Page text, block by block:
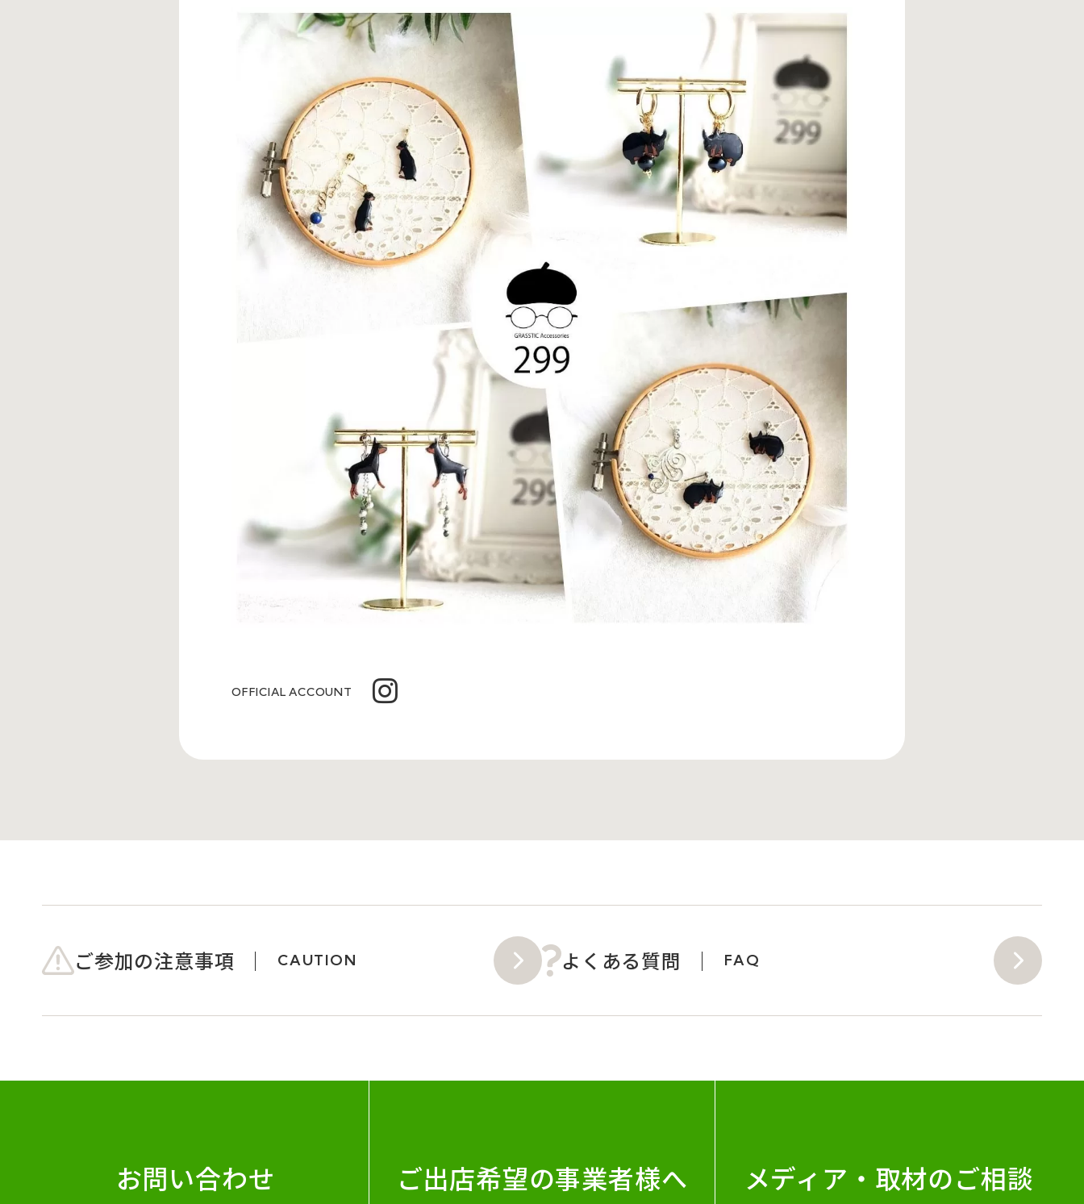
OFFICIAL ACCOUNT
ご参加の注意事項 CAUTION よくある質問 FAQ
お問い合わせ ご出店希望の事業者様へ メディア・ 取材のご相談